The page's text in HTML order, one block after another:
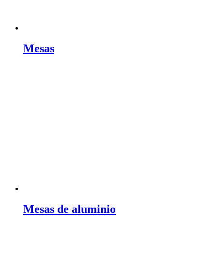
Mesas
Mesas de aluminio